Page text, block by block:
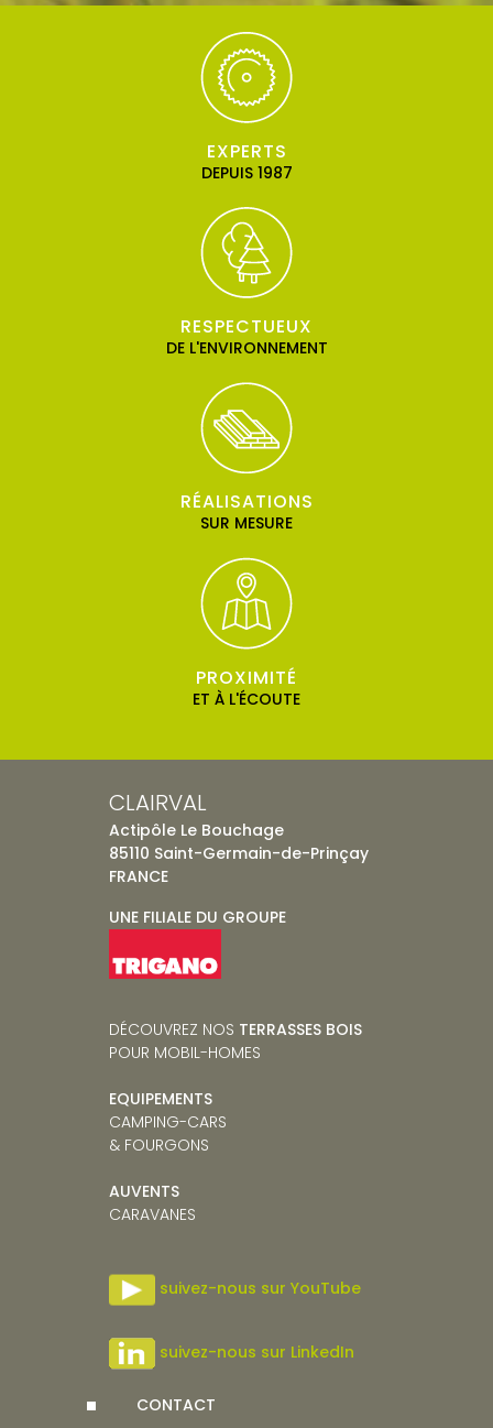
EXPERTS
DEPUIS 1987
RESPECTUEUX
DE L'ENVIRONNEMENT
RÉALISATIONS
SUR MESURE
PROXIMITÉ
ET À L'ÉCOUTE
CLAIRVAL
Actipôle Le Bouchage
85110 Saint-Germain-de-Prinçay
FRANCE
UNE FILIALE DU GROUPE
DÉCOUVREZ NOS TERRASSES BOIS
POUR MOBIL-HOMES
EQUIPEMENTS
CAMPING-CARS
& FOURGONS
AUVENTS
CARAVANES
suivez-nous sur YouTube
suivez-nous sur LinkedIn
CONTACT